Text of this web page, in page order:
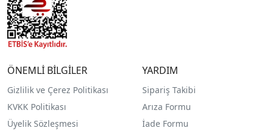
ÖNEMLİ BİLGİLER
Gizlilik ve Çerez Politikası
KVKK Politikası
Üyelik Sözleşmesi
YARDIM
Sipariş Takibi
Arıza Formu
İade Formu